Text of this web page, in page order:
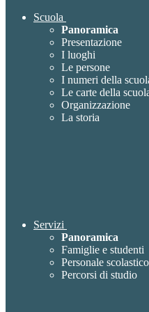
Scuola
Panoramica
Presentazione
I luoghi
Le persone
I numeri della
Le carte della
Organizzazione
La storia
Servizi
Panoramica
Famiglie e studenti
Personale scolastico
Percorsi di studio